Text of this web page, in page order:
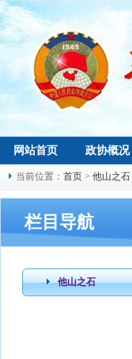
网站首页 政协概况
当前位置： 首页 > 他山之石
栏目导航
他山之石